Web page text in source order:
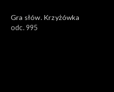
Gra słów. Krzyżówka
odc. 995